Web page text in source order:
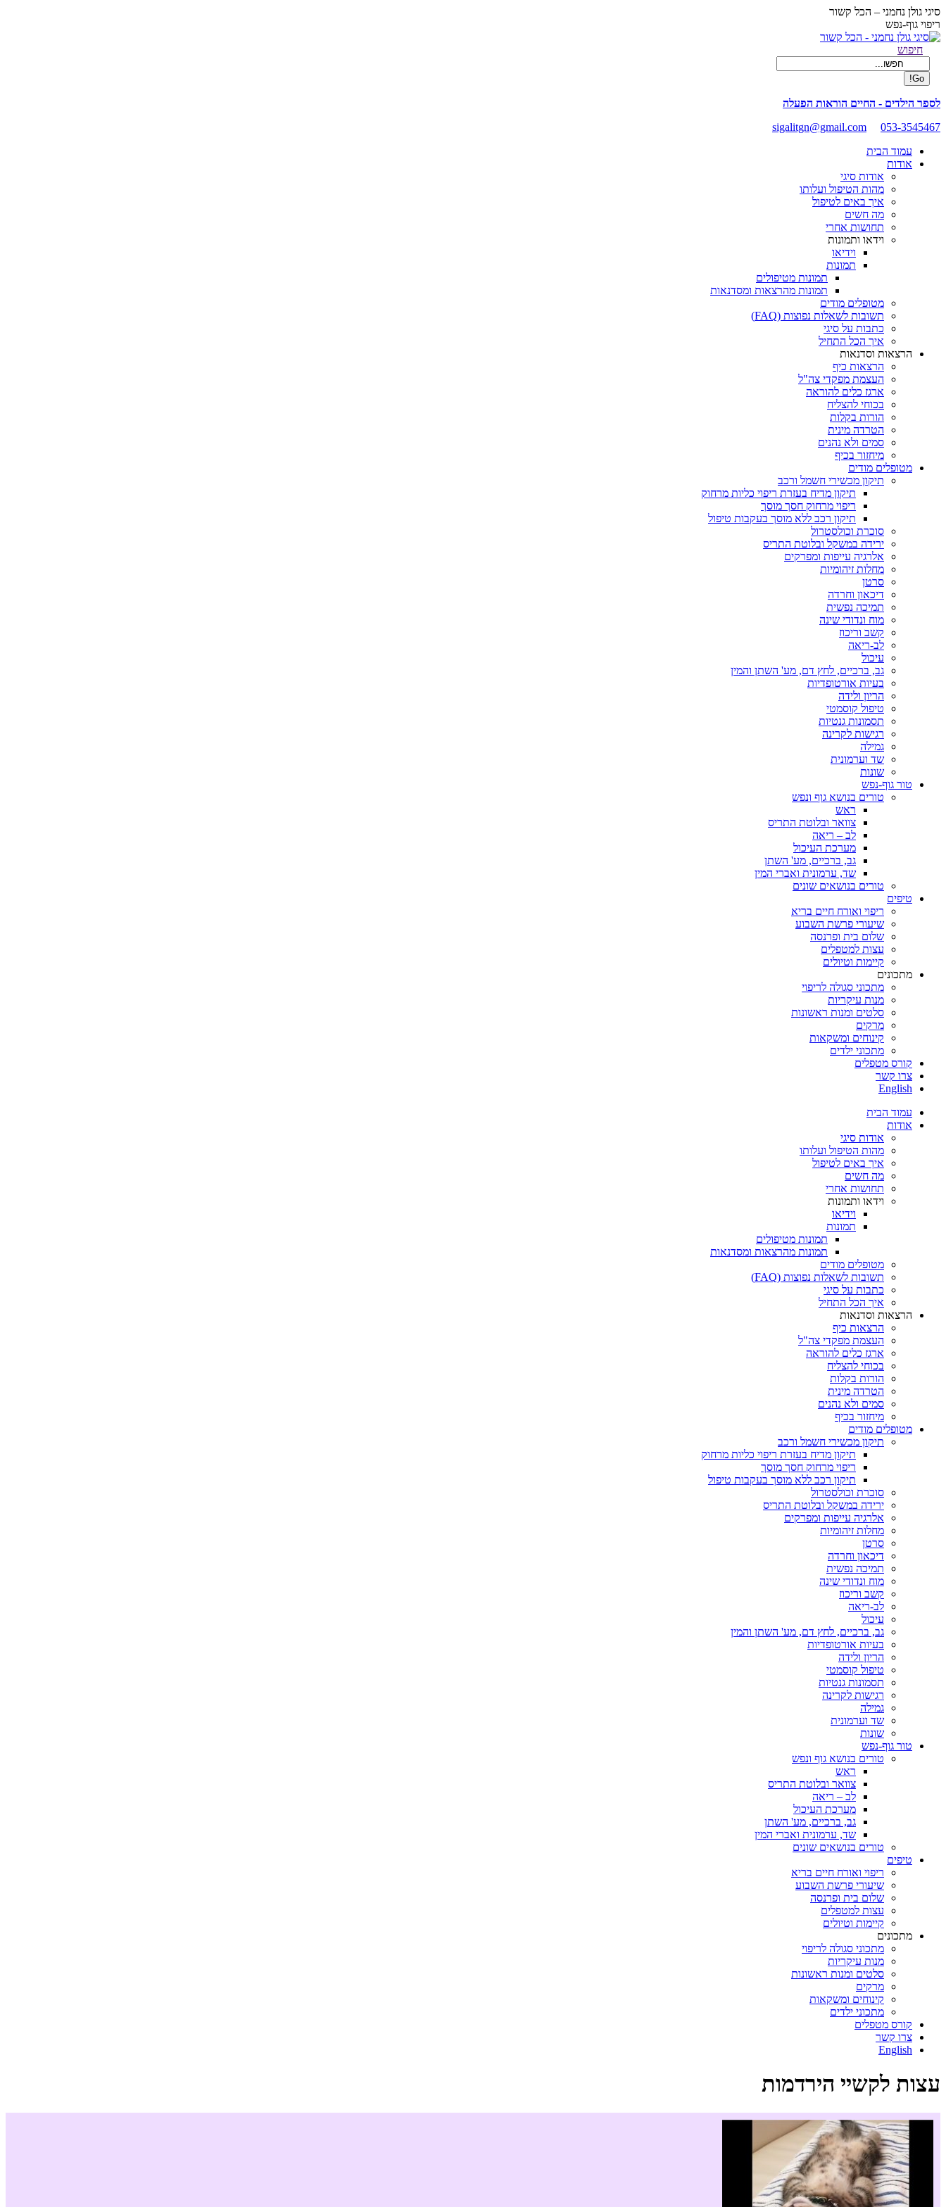
Skip
to
content
סיגי גולן נחמני – הכל קשור
ריפוי גוף-נפש
Facebook
opens
new
window
Search:
חיפוש
לספר הילדים - החיים הוראות הפעלה
sigalitgn@gmail.com
053-3545467
עמוד הבית
אודות
אודות סיגי
מהות הטיפול ועלותו
איך באים לטיפול
מה חשים
תחושות אחרי
וידאו ותמונות
וידיאו
תמונות
תמונות מטיפולים
תמונות מהרצאות ומסדנאות
מטופלים מודים
תשובות לשאלות נפוצות (FAQ)
כתבות על סיגי
איך הכל התחיל
הרצאות וסדנאות
הרצאות כיף
העצמת מפקדי צה"ל
ארגז כלים להוראה
בכוחי להצליח
הורות בקלות
הטרדה מינית
סמים ולא נהנים
מיחזור בכיף
מטופלים מודים
תיקון מכשירי חשמל ורכב
תיקון מדיח בעזרת ריפוי כליות מרחוק
ריפוי מרחוק חסך מוסך
תיקון רכב ללא מוסך בעקבות טיפול
סוכרת וכולסטרול
ירידה במשקל ובלוטת התריס
אלרגיה עייפות ומפרקים
מחלות זיהומיות
סרטן
דיכאון וחרדה
תמיכה נפשית
מוח ונדודי שינה
קשב וריכוז
לב-ריאה
עיכול
גב, ברכיים, לחץ דם, מע' השתן והמין
בעיות אורטופדיות
הריון ולידה
טיפול קוסמטי
תסמונות גנטיות
רגישות לקרינה
גמילה
שד וערמונית
שונות
טור גוף-נפש
טורים בנושא גוף ונפש
ראש
צוואר ובלוטת התריס
לב – ריאה
מערכת העיכול
גב, ברכיים, מע' השתן
שד, ערמונית ואברי המין
טורים בנושאים שונים
טיפים
ריפוי ואורח חיים בריא
שיעורי פרשת השבוע
שלום בית ופרנסה
עצות למטפלים
קיימות וטיולים
מתכונים
מתכוני סגולה לריפוי
מנות עיקריות
סלטים ומנות ראשונות
מרקים
קינוחים ומשקאות
מתכוני ילדים
קורס מטפלים
צרו קשר
English
עמוד הבית
אודות
אודות סיגי
מהות הטיפול ועלותו
איך באים לטיפול
מה חשים
תחושות אחרי
וידאו ותמונות
וידיאו
תמונות
תמונות מטיפולים
תמונות מהרצאות ומסדנאות
מטופלים מודים
תשובות לשאלות נפוצות (FAQ)
כתבות על סיגי
איך הכל התחיל
הרצאות וסדנאות
הרצאות כיף
העצמת מפקדי צה"ל
ארגז כלים להוראה
בכוחי להצליח
הורות בקלות
הטרדה מינית
סמים ולא נהנים
מיחזור בכיף
מטופלים מודים
תיקון מכשירי חשמל ורכב
תיקון מדיח בעזרת ריפוי כליות מרחוק
ריפוי מרחוק חסך מוסך
תיקון רכב ללא מוסך בעקבות טיפול
סוכרת וכולסטרול
ירידה במשקל ובלוטת התריס
אלרגיה עייפות ומפרקים
מחלות זיהומיות
סרטן
דיכאון וחרדה
תמיכה נפשית
מוח ונדודי שינה
קשב וריכוז
לב-ריאה
עיכול
גב, ברכיים, לחץ דם, מע' השתן והמין
בעיות אורטופדיות
הריון ולידה
טיפול קוסמטי
תסמונות גנטיות
רגישות לקרינה
גמילה
שד וערמונית
שונות
טור גוף-נפש
טורים בנושא גוף ונפש
ראש
צוואר ובלוטת התריס
לב – ריאה
מערכת העיכול
גב, ברכיים, מע' השתן
שד, ערמונית ואברי המין
טורים בנושאים שונים
טיפים
ריפוי ואורח חיים בריא
שיעורי פרשת השבוע
שלום בית ופרנסה
עצות למטפלים
קיימות וטיולים
מתכונים
מתכוני סגולה לריפוי
מנות עיקריות
סלטים ומנות ראשונות
מרקים
קינוחים ומשקאות
מתכוני ילדים
קורס מטפלים
צרו קשר
English
עצות לקשיי הירדמות